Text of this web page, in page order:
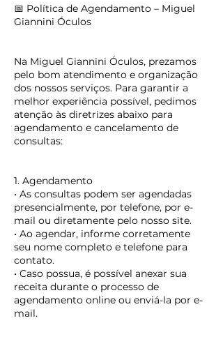
📅 Política de Agendamento – Miguel
Giannini Óculos
Na Miguel Giannini Óculos, prezamos
pelo bom atendimento e organização
dos nossos serviços. Para garantir a
melhor experiência possível, pedimos
atenção às diretrizes abaixo para
agendamento e cancelamento de
consultas:
1. Agendamento
• As consultas podem ser agendadas
presencialmente, por telefone, por e-
mail ou diretamente pelo nosso site.
• Ao agendar, informe corretamente
seu nome completo e telefone para
contato.
• Caso possua, é possível anexar sua
receita durante o processo de
agendamento online ou enviá-la por e-
mail.